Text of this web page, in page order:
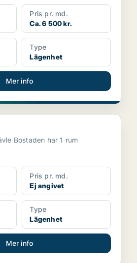
Pris pr. md.
Ca. 6 500 kr.
Type
Lägenhet
Mer info
Lägenhet att hyra i Gävle Bostaden har 1 rum
Pris pr. md.
Ej angivet
Type
Lägenhet
Mer info